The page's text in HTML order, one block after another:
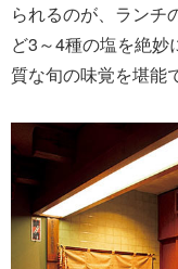
られるのが、ランチ
ど3～4種の塩を絶
質な旬の味覚を堪能